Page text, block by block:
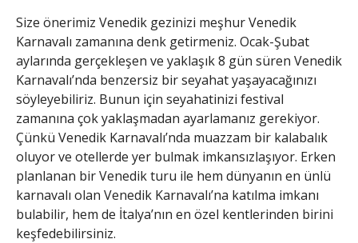
Size önerimiz Venedik gezinizi meşhur Venedik
Karnavalı zamanına denk getirmeniz. Ocak-Şubat
aylarında gerçekleşen ve yaklaşık 8 gün süren Venedik
Karnavalı’nda benzersiz bir seyahat yaşayacağınızı
söyleyebiliriz. Bunun için seyahatinizi festival
zamanına çok yaklaşmadan ayarlamanız gerekiyor.
Çünkü Venedik Karnavalı’nda muazzam bir kalabalık
oluyor ve otellerde yer bulmak imkansızlaşıyor. Erken
planlanan bir Venedik turu ile hem dünyanın en ünlü
karnavalı olan Venedik Karnavalı’na katılma imkanı
bulabilir, hem de İtalya’nın en özel kentlerinden birini
keşfedebilirsiniz.